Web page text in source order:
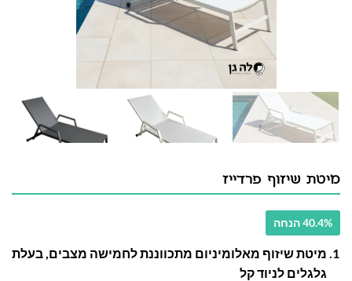
מיטת שיזוף פרדייז
40.4% הנחה
מיטת שיזוף מאלומיניום מתכווננת לחמישה מצבים, בעלת
גלגלים לניוד קל